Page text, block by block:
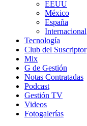
EEUU
México
España
Internacional
Tecnología
Club del Suscriptor
Mix
G de Gestión
Notas Contratadas
Podcast
Gestión TV
Videos
Fotogalerías